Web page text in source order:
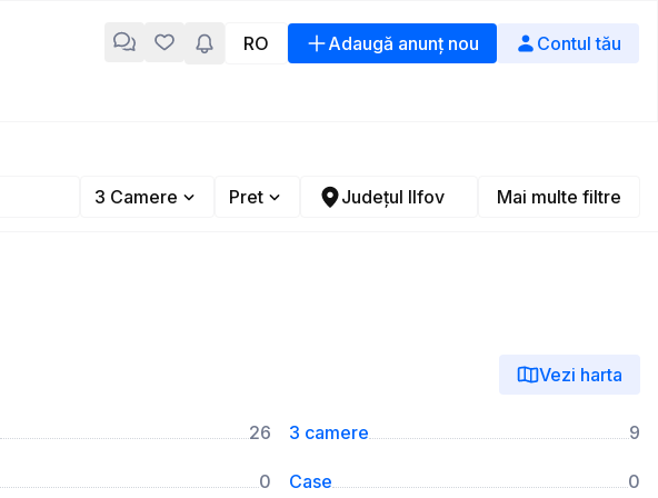
RO Adaugă anunț nou
Contul tău
3 Camere Pret Județul Ilfov Mai multe filtre
Vezi harta
26 3 camere 9
0 Case 0